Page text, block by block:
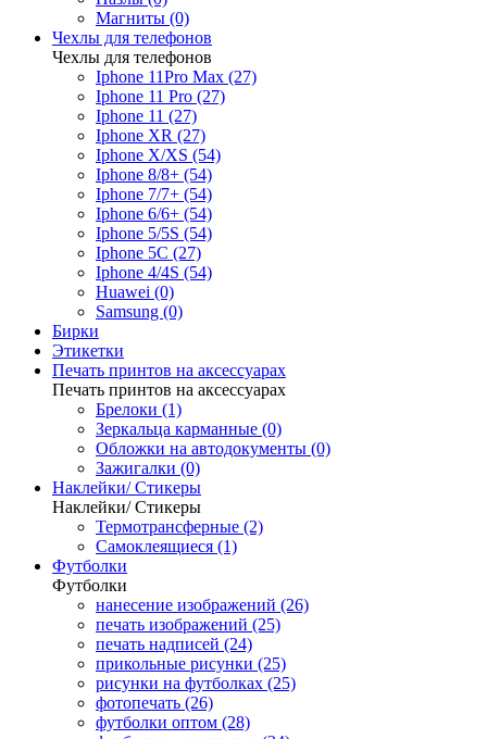
Магниты (0)
Чехлы для телефонов
Чехлы для телефонов
Iphone 11Pro Max (27)
Iphone 11 Pro (27)
Iphone 11 (27)
Iphone XR (27)
Iphone X/XS (54)
Iphone 8/8+ (54)
Iphone 7/7+ (54)
Iphone 6/6+ (54)
Iphone 5/5S (54)
Iphone 5C (27)
Iphone 4/4S (54)
Huawei (0)
Samsung (0)
Бирки
Этикетки
Печать принтов на аксессуарах
Печать принтов на аксессуарах
Брелоки (1)
Зеркальца карманные (0)
Обложки на автодокументы (0)
Зажигалки (0)
Наклейки/ Стикеры
Наклейки/ Стикеры
Термотрансферные (2)
Самоклеящиеся (1)
Футболки
Футболки
нанесение изображений (26)
печать изображений (25)
печать надписей (24)
прикольные рисунки (25)
рисунки на футболках (25)
фотопечать (26)
футболки оптом (28)